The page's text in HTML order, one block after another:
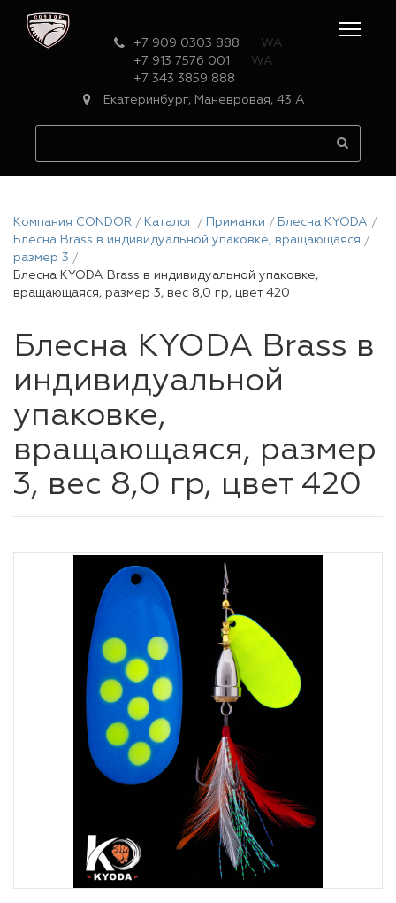
+7 909 0303 888
WA
+7 913 7576 001
WA
+7 343 3859 888
Екатеринбург, Маневровая, 43 А
Компания CONDOR Каталог Приманки
Блесна KYODA
Блесна Brass в индивидуальной упаковке, вращающаяся
размер 3
Блесна KYODA Brass в индивидуальной упаковке,
вращающаяся, размер 3, вес 8,0 гр, цвет 420
Блесна KYODA Brass в
индивидуальной
упаковке,
вращающаяся, размер
3, вес 8,0 гр, цвет 420